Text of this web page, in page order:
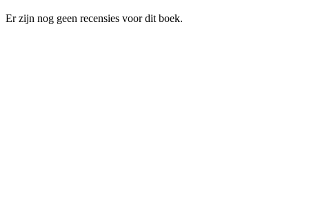
Er zijn nog geen recensies voor dit boek.